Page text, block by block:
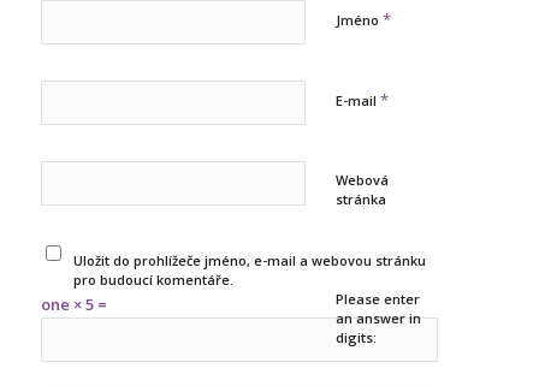
Jméno *
E-mail *
Webová
stránka
Uložit do prohlížeče jméno, e-mail a webovou stránku
pro budoucí komentáře.
Please enter
an answer in
digits:
one × 5 =